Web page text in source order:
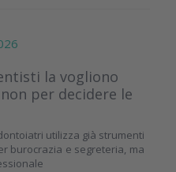
la vogliono
per decidere le
utilizza già strumenti
burocrazia e segreteria, ma